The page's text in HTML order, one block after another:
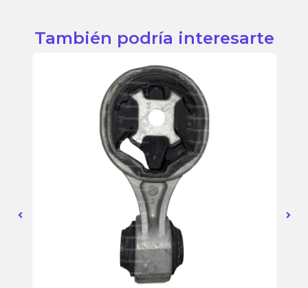
También podría interesarte